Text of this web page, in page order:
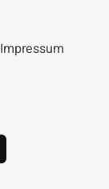
Impressum